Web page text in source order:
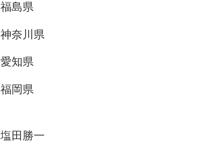
福島県
神奈川県
愛知県
福岡県
塩田勝一